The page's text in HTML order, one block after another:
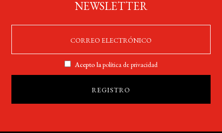
NEWSLETTER
Acepto lapolítica de privacidad